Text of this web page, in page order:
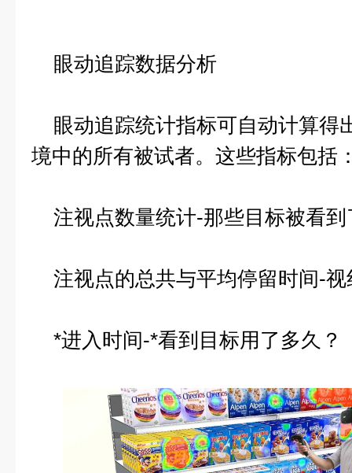
眼动追踪数据分析
眼动追踪统计指标可自动计算得
境中的所有被试者。这些指标包括
注视点数量统计-那些目标被看到
注视点的总共与平均停留时间-视
*进入时间-*看到目标用了多久？